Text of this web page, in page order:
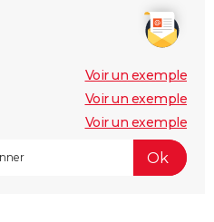
Voir un exemple
Voir un exemple
Voir un exemple